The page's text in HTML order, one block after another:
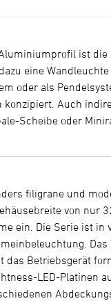
ist
eine
oder als
konzipiert. Auch
Scheibe oder
filigrane und
von
ein. Die Serie ist
das Betriebsgerät
LED-Platinen